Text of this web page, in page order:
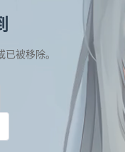
被移除。